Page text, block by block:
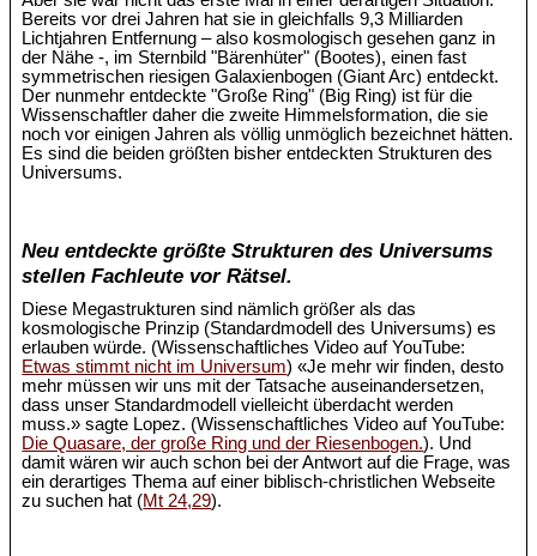
Bereits vor drei Jahren hat sie in gleichfalls 9,3 Milliarden
Lichtjahren Entfernung – also kosmologisch gesehen ganz in
der Nähe -, im Sternbild "Bärenhüter" (Bootes), einen fast
symmetrischen riesigen Galaxienbogen (Giant Arc) entdeckt.
Der nunmehr entdeckte "Große Ring" (Big Ring) ist für die
Wissenschaftler daher die zweite Himmelsformation, die sie
noch vor einigen Jahren als völlig unmöglich bezeichnet hätten.
Es sind die beiden größten bisher entdeckten Strukturen des
Universums.
Neu entdeckte größte Strukturen des Universums
stellen Fachleute vor Rätsel.
Diese Megastrukturen sind nämlich größer als das
kosmologische Prinzip (Standardmodell des Universums) es
erlauben würde. (Wissenschaftliches Video auf YouTube:
Etwas stimmt nicht im Universum) «Je mehr wir finden, desto
mehr müssen wir uns mit der Tatsache auseinandersetzen,
dass unser Standardmodell vielleicht überdacht werden
muss.» sagte Lopez. (Wissenschaftliches Video auf YouTube:
Die Quasare, der große Ring und der Riesenbogen.). Und
damit wären wir auch schon bei der Antwort auf die Frage, was
ein derartiges Thema auf einer biblisch-christlichen Webseite
zu suchen hat (Mt 24,29).